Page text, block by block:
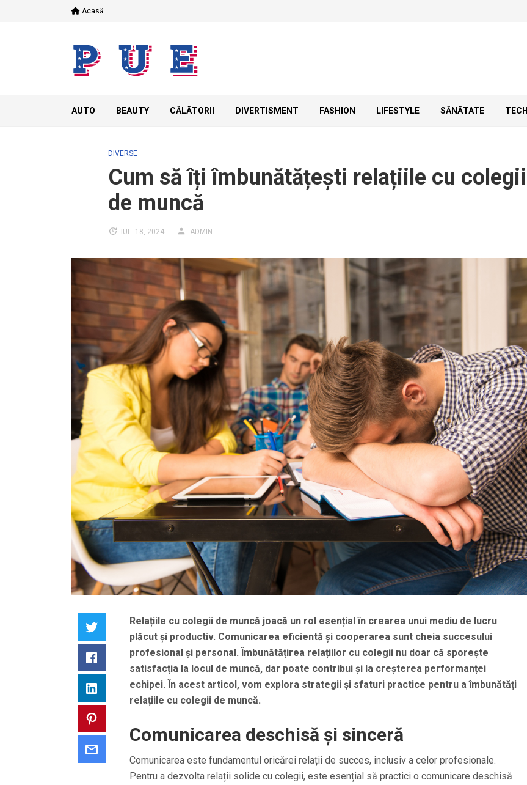
Acasă
AUTO BEAUTY CĂLĂTORII DIVERTISMENT FASHION LIFESTYLE SĂNĂTATE TECH
DIVERSE
Cum să îți îmbunătățești relațiile cu colegii
de muncă
IUL. 18, 2024 ADMIN
Facebook
LinkedIn
Relațiile cu colegii de muncă joacă un rol esențial în crearea unui mediu de lucru
plăcut și productiv. Comunicarea eficientă și cooperarea sunt cheia succesului
profesional și personal. Îmbunătățirea relațiilor cu colegii nu doar că sporește
satisfacția la locul de muncă, dar poate contribui și la creșterea performanței
echipei. În acest articol, vom explora strategii și sfaturi practice pentru a îmbunătăți
relațiile cu colegii de muncă.
Comunicarea deschisă și sinceră
Comunicarea este fundamentul oricărei relații de succes, inclusiv a celor profesionale.
Pentru a dezvolta relații solide cu colegii, este esențial să practici o comunicare deschisă